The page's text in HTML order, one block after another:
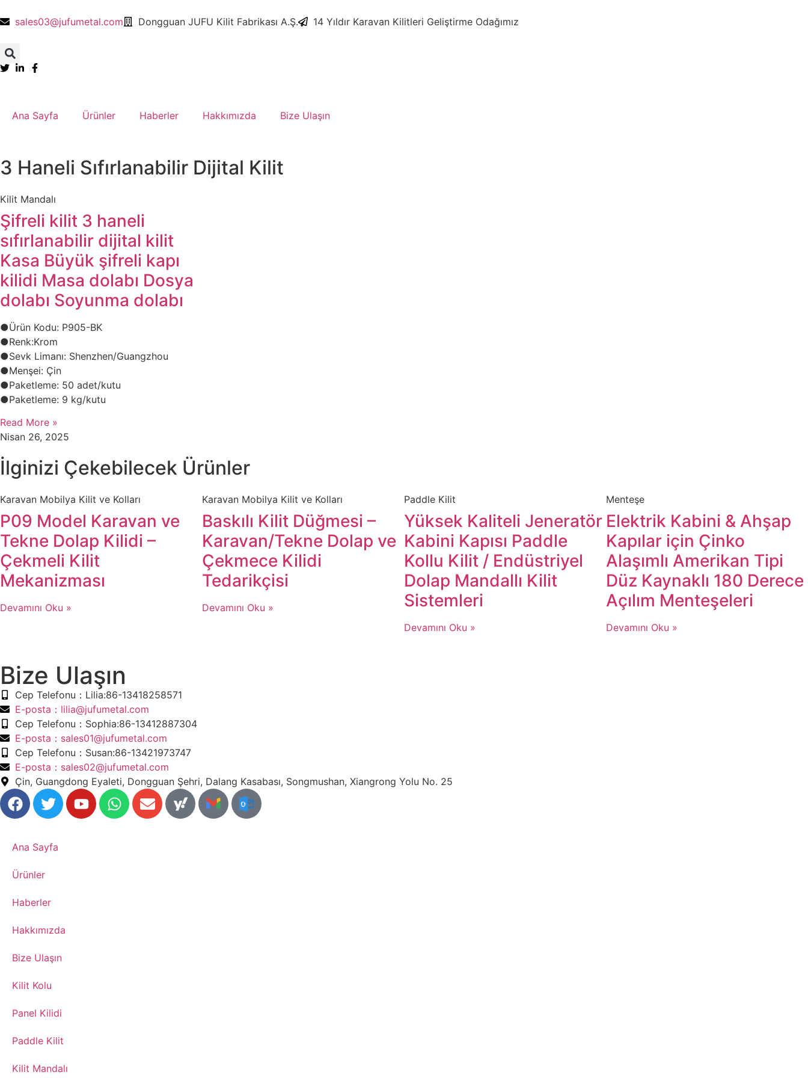
sales03@jufumetal.com ​Dongguan JUFU Kilit Fabrikası A.Ş. ​14 Yıldır Karavan Kilitleri Geliştirme Odağımız
Ana Sayfa ​Ürünler ​Haberler ​Hakkımızda Bize Ulaşın
​​3 Haneli Sıfırlanabilir Dijital Kilit
Kilit Mandalı​
​​Şifreli kilit 3 haneli
sıfırlanabilir dijital kilit
Kasa Büyük şifreli kapı
kilidi Masa dolabı Dosya
dolabı Soyunma dolabı
●Ürün Kodu: P905-BK
●​​Renk:Krom
●Sevk Limanı: Shenzhen/Guangzhou
●​Menşei: Çin
●Paketleme: 50 adet/kutu
●Paketleme: 9 kg/kutu
Read More »
Nisan 26, 2025
İlginizi Çekebilecek Ürünler
​Karavan Mobilya Kilit ve Kolları
P09 Model Karavan ve
Tekne Dolap Kilidi –
Çekmeli Kilit
Mekanizması
Devamını Oku »
​Karavan Mobilya Kilit ve Kolları
Baskılı Kilit Düğmesi –
Karavan/Tekne Dolap ve
Çekmece Kilidi
Tedarikçisi
Devamını Oku »
​Paddle Kilit
​​Yüksek Kaliteli Jeneratör
Kabini Kapısı Paddle
Kollu Kilit / Endüstriyel
Dolap Mandallı Kilit
Sistemleri​​
Devamını Oku »
Menteşe​
​​​​​​Elektrik Kabini & Ahşap
Kapılar için Çinko
Alaşımlı Amerikan Tipi
Düz Kaynaklı 180 Derece
Açılım Menteşeleri​​
Devamını Oku »
Bize Ulaşın
​Cep Telefonu：Lilia:86-13418258571
​E-posta​：lilia@jufumetal.com
​Cep Telefonu：Sophia:86-13412887304
​E-posta​：sales01@jufumetal.com
​Cep Telefonu：Susan:86-13421973747
​E-posta​：sales02@jufumetal.com
Çin, Guangdong Eyaleti, Dongguan Şehri, Dalang Kasabası, Songmushan, Xiangrong Yolu No. 25
Ana Sayfa
​Ürünler
​Haberler
​Hakkımızda
Bize Ulaşın
​Kilit Kolu
​Panel Kilidi
​Paddle Kilit
Kilit Mandalı​